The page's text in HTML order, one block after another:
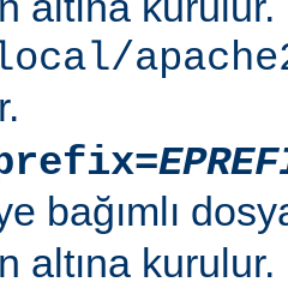
bağımlı
altına